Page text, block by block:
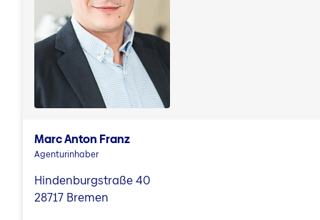
Marc Anton Franz
Agenturinhaber
Hindenburgstraße 40
28717 Bremen